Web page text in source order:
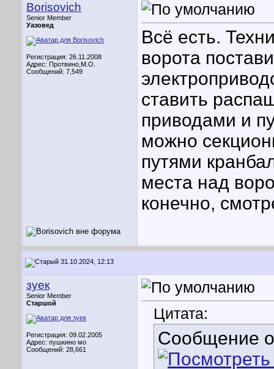
Borisovich
Senior Member
Уазовед
Регистрация: 26.11.2008
Адрес: Протвино,М.О.
Сообщений: 7,549
Всё есть.
ворота
ставить
приводами и
можно
путями
места над
конечно,
31.10.2024, 12:13
зуек
Senior Member
Старшой
Регистрация: 09.02.2005
Адрес: пушкино мо
Сообщений: 28,661
Цитата:
Сообщение